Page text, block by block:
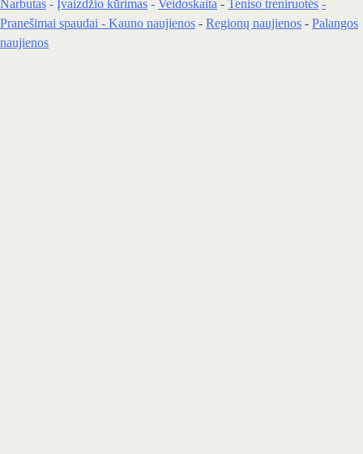
Narbutas - Įvaizdžio kūrimas - Veidoskaita - Teniso treniruotės -
Pranešimai spaudai - Kauno naujienos - Regionų naujienos - Palangos
naujienos